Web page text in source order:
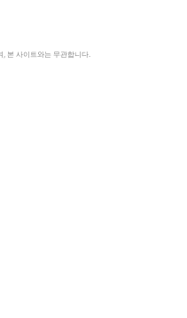
본 사이트와는 무관합니다.